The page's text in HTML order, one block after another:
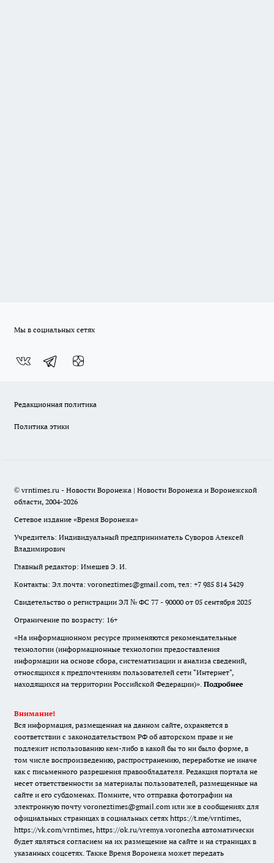
Мы в социальных сетях
Редакционная политика
Политика этики
© vrntimes.ru - Новости Воронежа | Новости Воронежа и Воронежской
области, 2004-2026
Сетевое издание «Время Воронежа»
Учредитель: Индивидуальный предприниматель Суворов Алексей
Владимирович
Главный редактор: Имешев Э. И.
Контакты: Эл.почта: voroneztimes@gmail.com, тел: +7 985 814 3429
Свидетельство о регистрации ЭЛ № ФС 77 - 90000 от 05 сентября 2025
Ограничение по возрасту: 16+
«На информационном ресурсе применяются рекомендательные
технологии (информационные технологии предоставления
информации на основе сбора, систематизации и анализа сведений,
относящихся к предпочтениям пользователей сети "Интернет",
находящихся на территории Российской Федерации)». Подробнее
Внимание!
Вся информация, размещенная на данном сайте, охраняется в
соответствии с законодательством РФ об авторском праве и не
подлежит использованию кем-либо в какой бы то ни было форме, в
том числе воспроизведению, распространению, переработке не иначе
как с письменного разрешения правообладателя. Редакция портала не
несет ответственности за материалы пользователей, размещенные на
сайте и его субдоменах. Помните, что отправка фотографии на
электронную почту voroneztimes@gmail.com или же в сообщениях для
официальных страницах в социальных сетях https://t.me/vrntimes,
https://vk.com/vrntimes, https://ok.ru/vremya.voronezha автоматически
будет являться согласием на их размещение на сайте и на страницах в
указанных соцсетях. Также Время Воронежа может передать